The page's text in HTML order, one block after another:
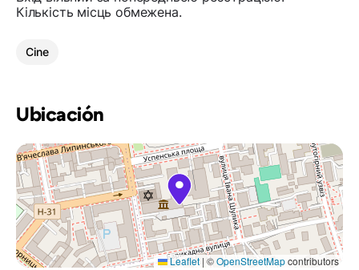
Кількість місць обмежена.
Cine
Ubicación
Leaflet | ©OpenStreetMapcontributors